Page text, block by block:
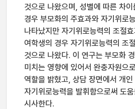
것으로 나왔으며, 성별에 따른 차이
경우 부모화의 주효과와 자기위로
나타났지만 자기위로능력의 조절
여학생의 경우 자기위로능력의 조
것으로 나왔다. 이 연구는 부모화
미치는 영향에 있어서 완충자원으
역할을 밝혔고, 상담 장면에서 개
자기위로능력을 발휘함으로써 도
시사한다.